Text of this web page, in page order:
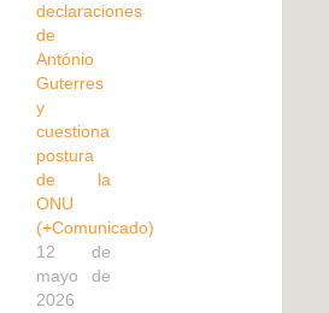
declaraciones
de
António
Guterres
y
cuestiona
postura
de la
ONU
(+Comunicado)
12 de
mayo de
2026